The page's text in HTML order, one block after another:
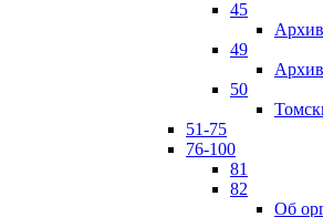
45
49
50
51-75
76-100
81
82
Об